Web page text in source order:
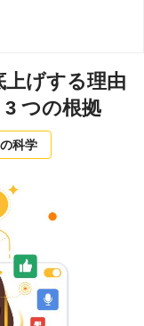
げする理由
つの根拠
科学